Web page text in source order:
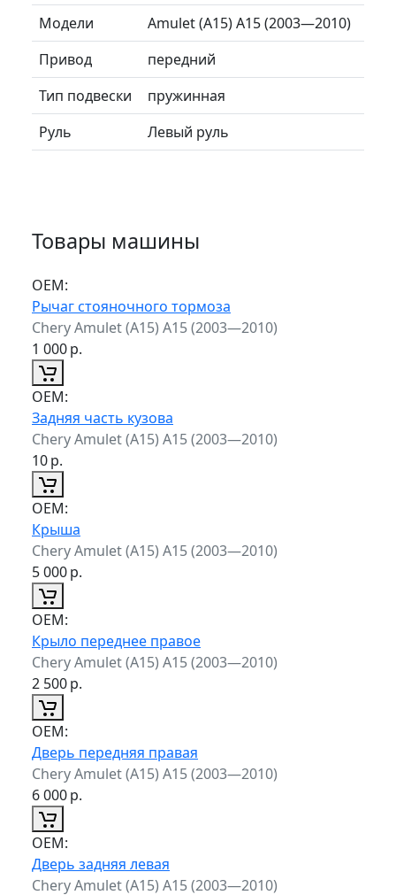
Модели
Amulet (A15) A15 (2003—2010)
Привод
передний
Тип подвески
пружинная
Руль
Левый руль
Товары машины
ОЕМ:
Рычаг стояночного тормоза
Chery Amulet (A15) A15 (2003—2010)
1 000р.
ОЕМ:
Задняя часть кузова
Chery Amulet (A15) A15 (2003—2010)
10р.
ОЕМ:
Крыша
Chery Amulet (A15) A15 (2003—2010)
5 000р.
ОЕМ:
Крыло переднее правое
Chery Amulet (A15) A15 (2003—2010)
2 500р.
ОЕМ:
Дверь передняя правая
Chery Amulet (A15) A15 (2003—2010)
6 000р.
ОЕМ:
Дверь задняя левая
Chery Amulet (A15) A15 (2003—2010)